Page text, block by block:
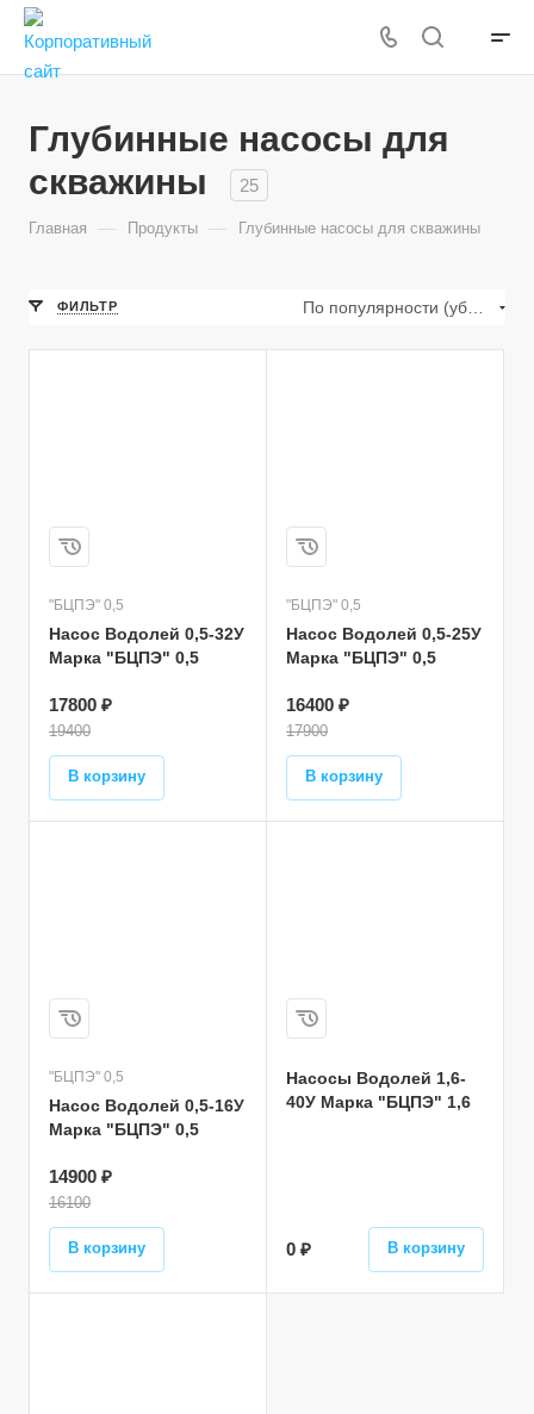
Глубинные насосы для
скважины
25
Главная — Продукты — Глубинные насосы для скважины
ФИЛЬТР
"БЦПЭ" 0,5
Насос Водолей 0,5-32У
Марка "БЦПЭ" 0,5
17800 ₽
19400
В корзину
"БЦПЭ" 0,5
Насос Водолей 0,5-25У
Марка "БЦПЭ" 0,5
16400 ₽
17900
В корзину
"БЦПЭ" 0,5
Насос Водолей 0,5-16У
Марка "БЦПЭ" 0,5
14900 ₽
16100
В корзину
Насосы Водолей 1,6-
40У Марка "БЦПЭ" 1,6
0 ₽ В корзину